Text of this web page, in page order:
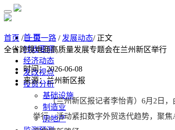
首 页
时政要闻
经济动态
发改视点
投资分析
基础设施
制造业
房地产
首页 /一带一路 / 发展动态/ 正文
全省跨境电商高质量发展专题会在兰州新区举行
时间：2026-06-08
来源：兰州新区报
（兰州新区报记者李怡青）6月2日
举行。活动紧扣数字外贸迭代趋势，聚